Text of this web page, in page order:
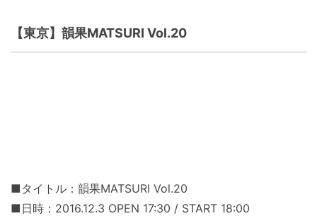
【東京】韻果MATSURI Vol.20
■タイトル：韻果MATSURI Vol.20
■日時：2016.12.3 OPEN 17:30 / START 18:00